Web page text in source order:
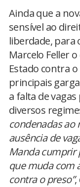
Ainda que a
sensível ao
liberdade, para
Marcelo Feller
Estado contra
principais
a falta de
diversos
condenadas ao
ausência de
Manda cumprir
que muda com
contra o preso”,